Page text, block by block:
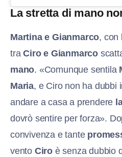
La stretta di mano
Martina e Gianmarco, con
traCiro e Gianmarco
mano. «Comunque sentila
Maria, e Ciro non ha dubbi
andare a casa a prendere
dovrò sentire per forza».
convivenza e tante
vento Ciro è senza dubbio